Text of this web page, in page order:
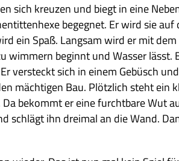
sich kreu­zen und biegt in eine
begeg­net. Er wird sie
ein Spaß. Lang­sam wird er mit
wim­mern beginnt und Was­ser lässt.
ver­steckt sich in einem Gebüsch
mäch­ti­gen Bau. Plötz­lich steht ein
bekommt er eine furcht­bare Wut
schlägt ihn drei­mal an die Wand.